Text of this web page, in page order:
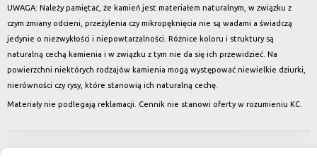
UWAGA: Należy pamiętać, że kamień jest materiałem naturalnym, w związku z
czym zmiany odcieni, przeżylenia czy mikropęknięcia nie są wadami a świadczą
jedynie o niezwykłości i niepowtarzalności. Różnice koloru i struktury są
naturalną cechą kamienia i w związku z tym nie da się ich przewidzieć. Na
powierzchni niektórych rodzajów kamienia mogą występować niewielkie dziurki,
nierówności czy rysy, które stanowią ich naturalną cechę.
Materiały nie podlegają reklamacji. Cennik nie stanowi oferty w rozumieniu KC.